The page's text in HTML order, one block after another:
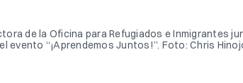
de la Oficina para Refugiados e Inmigrantes
evento “¡Aprendemos Juntos!”. Foto: Chris